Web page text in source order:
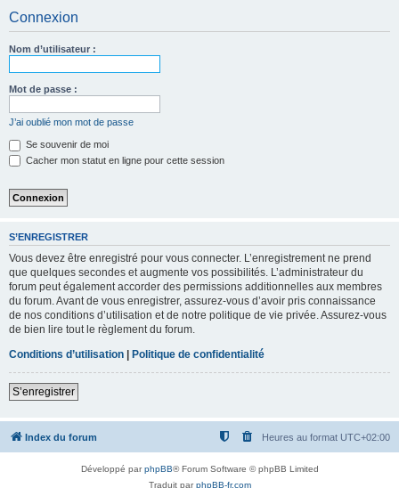
Connexion
Nom d’utilisateur :
Mot de passe :
J’ai oublié mon mot de passe
Se souvenir de moi
Cacher mon statut en ligne pour cette session
S’ENREGISTRER
Vous devez être enregistré pour vous connecter. L’enregistrement ne prend
que quelques secondes et augmente vos possibilités. L’administrateur du
forum peut également accorder des permissions additionnelles aux membres
du forum. Avant de vous enregistrer, assurez-vous d’avoir pris connaissance
de nos conditions d’utilisation et de notre politique de vie privée. Assurez-vous
de bien lire tout le règlement du forum.
Conditions d’utilisation | Politique de confidentialité
S’enregistrer
Index du forum Heures au format UTC+02:00
Développé parphpBB® Forum Software © phpBB Limited
Traduit parphpBB-fr.com